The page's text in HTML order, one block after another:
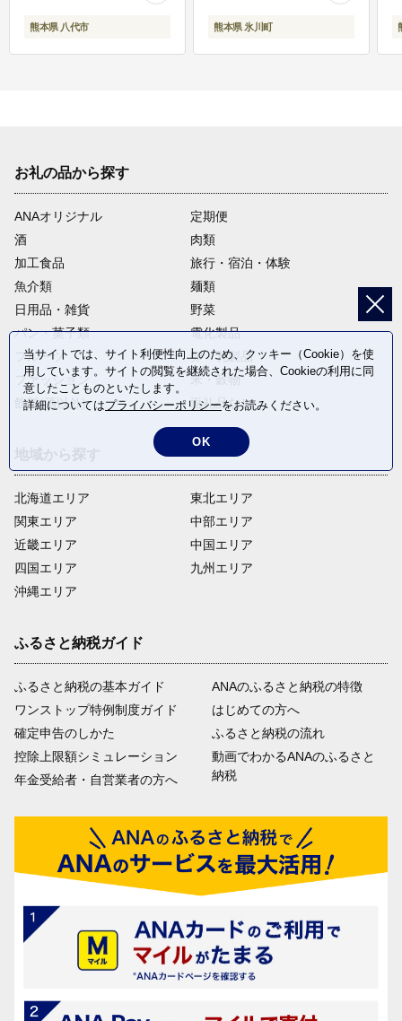
熊本県 八代市 熊本県 氷川町
お礼の品から探す
ANAオリジナル
定期便
酒
肉類
加工食品
旅行・宿泊・体験
魚介類
麺類
日用品・雑貨
野菜
パン・菓子類
電化製品
フルーツ
卵・乳製品
ファッション
米・穀物
飲料(酒以外)
返礼品なし
北海道エリア
関東エリア
近畿エリア
四国エリア
沖縄エリア
東北エリア
中部エリア
中国エリア
九州エリア
ふるさと納税ガイド
ふるさと納税の基本ガイド
ワンストップ特例制度ガイド
確定申告のしかた
控除上限額シミュレーション
年金受給者・自営業者の方へ
ANAのふるさと納税の特徴
はじめての方へ
ふるさと納税の流れ
動画でわかるANAのふるさと
納税
当サイトでは、サイト利便性向上のため、クッキー（Cookie）を使
用しています。サイトの閲覧を継続された場合、Cookieの利用に同
意したことものといたします。
詳細についてはプライバシーポリシーをお読みください。
OK